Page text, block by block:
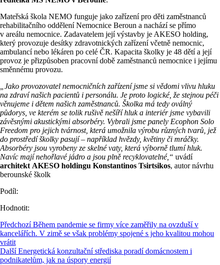
Mateřská škola NEMO funguje jako zařízení pro děti zaměstnanců
rehabilitačního oddělení Nemocnice Beroun a nachází se přímo
v areálu nemocnice. Zadavatelem její výstavby je AKESO holding,
který provozuje desítky zdravotnických zařízení včetně nemocnic,
ambulancí nebo lékáren po celé ČR. Kapacita školky je 48 dětí a její
provoz je přizpůsoben pracovní době zaměstnanců nemocnice i jejímu
směnnému provozu.
„Jako provozovatel nemocničních zařízení jsme si vědomi vlivu hluku
na zdraví našich pacientů i personálu. Je proto logické, že stejnou péči
věnujeme i dětem našich zaměstnanců. Školka má tedy oválný
půdorys, ve kterém se tolik rušivě nešíří hluk a interiér jsme vybavili
závěsnými akustickými absorbéry. Vybrali jsme panely Ecophon Solo
Freedom pro jejich tvárnost, která umožnila výrobu různých tvarů, jež
do prostředí školky pasují – například hvězdy, květiny či mráčky.
Absorbéry jsou vyrobeny ze skelné vaty, která výborně tlumí hluk.
Navíc mají nehořlavé jádro a jsou plně recyklovatelné,“ uvádí
architekt AKESO holdingu Konstantinos Tsirtsikos, autor návrhu
berounské školk
Podíl:
Hodnotit:
Předchozí Během pandemie se firmy více zaměřily na ovzduší v
kancelářích. V zimě se však problémy spojené s jeho kvalitou mohou
vrátit
Další Energetická konzultační střediska poradí domácnostem i
podnikatelům, jak na úspory energií